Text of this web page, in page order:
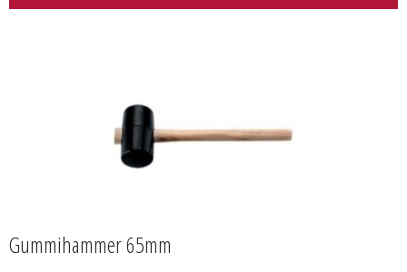
Gummihammer 65mm